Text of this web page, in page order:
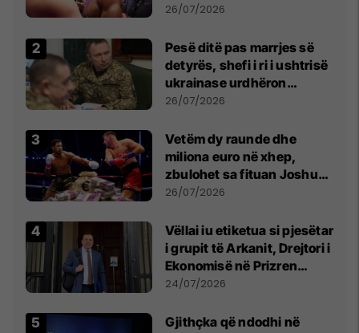
26/07/2026
Pesë ditë pas marrjes së
detyrës, shefi i ri i ushtrisë
ukrainase urdhëron
kontroll të madh
26/07/2026
Vetëm dy raunde dhe
miliona euro në xhep,
zbulohet sa fituan Joshua
e Prenga
26/07/2026
Vëllai iu etiketua si pjesëtar
i grupit të Arkanit, Drejtori i
Ekonomisë në Prizren
mohon pretendimet
24/07/2026
Gjithçka që ndodhi në